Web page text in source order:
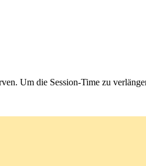
Um die Session-Time zu